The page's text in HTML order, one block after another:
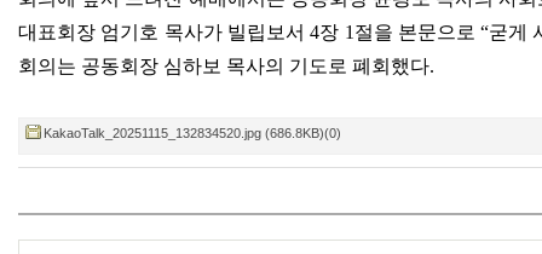
대표회장 엄기호 목사가 빌립보서4장 1 절을 본문으로“굳게
회의는 공동회장 심하보 목사의 기도로 폐회했다.
KakaoTalk_20251115_132834520.jpg (686.8KB)(0)